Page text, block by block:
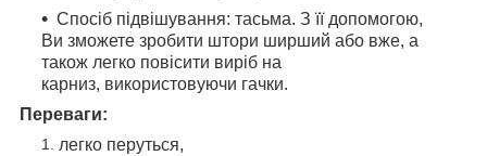
Спосіб підвішування: тасьма. З її допомогою,
Ви зможете зробити штори ширший або вже, а
також легко повісити виріб на
карниз, використовуючи гачки.
Переваги:
легко перуться,